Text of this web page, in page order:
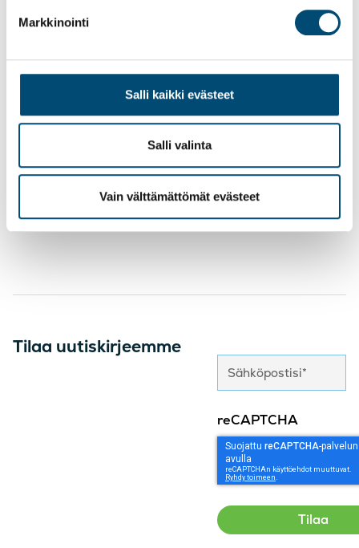
Markkinointi
Salli kaikki evästeet
Salli valinta
Vain välttämättömät evästeet
Tilaa uutiskirjeemme
reCAPTCHA